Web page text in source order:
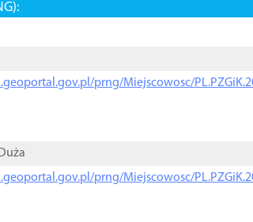
prng/Miejscowosc/
prng/Miejscowosc/